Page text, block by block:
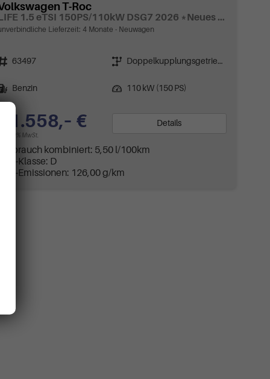
T-Roc
LIFE 1.5 eTSI 150PS/110kW DSG7 2026 *Neues Modell*
Lieferzeit: 4 Monate Neuwagen
Fahrzeugnr.
63497
Getriebe
Doppelkupplungsgetriebe (DSG)
Kraftstoff
Benzin 110 kW (150 PS)
€
19% MwSt.
Details
kombiniert: 5,50 l/100km
-Klasse: D
-Emissionen: 126,00 g/km